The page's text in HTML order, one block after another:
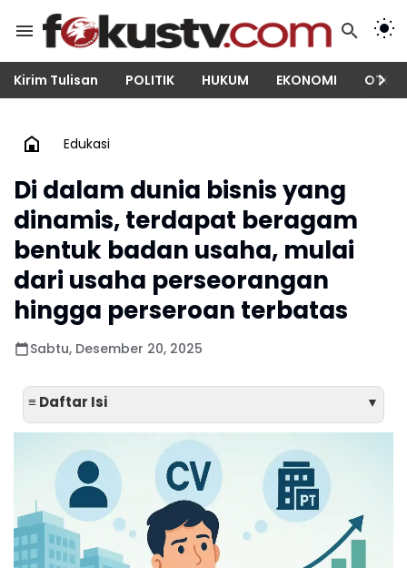
Kirim Tulisan POLITIK HUKUM EKONOMI
Edukasi
Di dalam dunia bisnis yang
dinamis, terdapat beragam
bentuk badan usaha, mulai
dari usaha perseorangan
hingga perseroan terbatas
Sabtu, Desember 20, 2025
≡ Daftar Isi ▼